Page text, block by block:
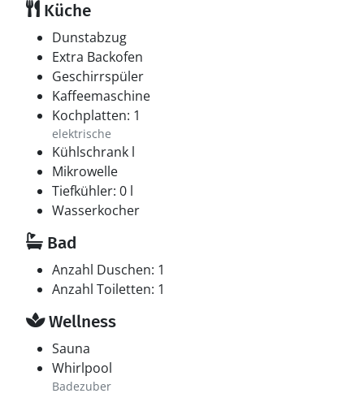
Küche
Dunstabzug
Extra Backofen
Geschirrspüler
Kaffeemaschine
Kochplatten: 1
elektrische
Kühlschrank l
Mikrowelle
Tiefkühler: 0 l
Wasserkocher
Bad
Anzahl Duschen: 1
Anzahl Toiletten: 1
Wellness
Sauna
Whirlpool
Badezuber